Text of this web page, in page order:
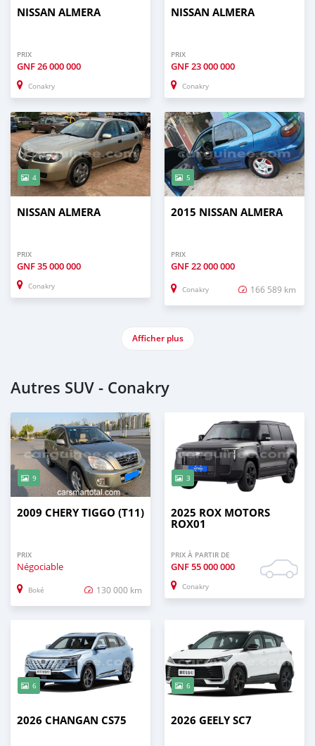
NISSAN ALMERA
PRIX
GNF26 000 000
Conakry
NISSAN ALMERA
PRIX
GNF23 000 000
Conakry
4
NISSAN ALMERA
PRIX
GNF35 000 000
Conakry
5
2015 NISSAN ALMERA
PRIX
GNF22 000 000
Conakry 166 589 km
Afficher plus
Autres SUV - Conakry
9
2009 CHERY TIGGO (T11)
PRIX
Négociable
Boké 130 000 km
3
2025 ROX MOTORS
ROX01
PRIX À PARTIR DE
GNF55 000 000
Conakry
6
2026 CHANGAN CS75
6
2026 GEELY SC7